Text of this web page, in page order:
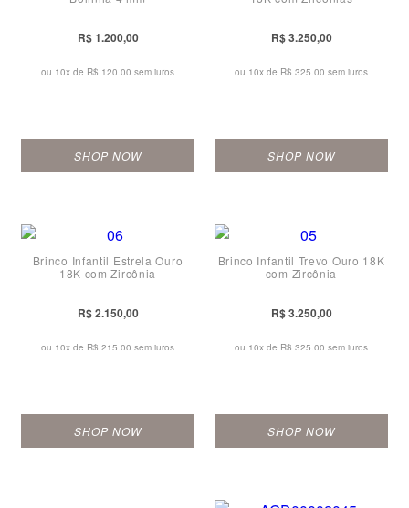
R$ 1.200,00
ou 10x de R$ 120,00 sem juros
SHOP NOW
R$ 3.250,00
ou 10x de R$ 325,00 sem juros
SHOP NOW
Brinco Infantil Estrela Ouro
18K com Zircônia
R$ 2.150,00
ou 10x de R$ 215,00 sem juros
SHOP NOW
Brinco Infantil Trevo Ouro 18K
com Zircônia
R$ 3.250,00
ou 10x de R$ 325,00 sem juros
SHOP NOW